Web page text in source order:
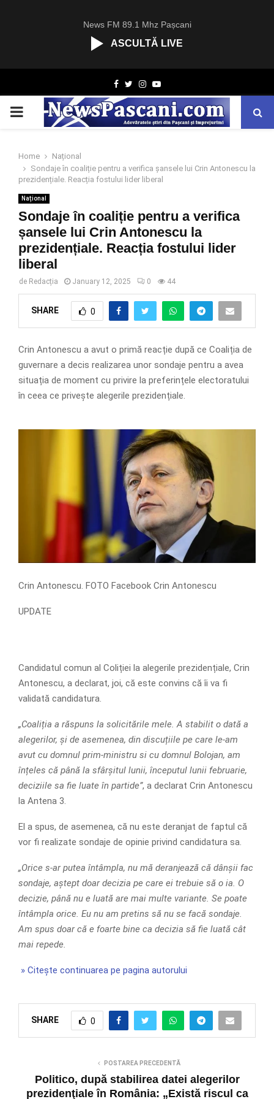
News FM 89.1 Mhz Pașcani
ASCULTĂ LIVE
Facebook
TwitterInstagram
Youtube
PRIMARY
Home
Național
Sondaje în coaliție pentru a verifica șansele lui Crin Antonescu la
prezidențiale. Reacția fostului lider liberal
Național
Sondaje în coaliție pentru a verifica
șansele lui Crin Antonescu la
prezidențiale. Reacția fostului lider
liberal
de Redacția January 12, 2025 0 44
SHARE 0
Crin Antonescu a avut o primă reacție după ce Coaliția de
guvernare a decis realizarea unor sondaje pentru a avea
situația de moment cu privire la preferințele electoratului
în ceea ce privește alegerile prezidențiale.
Crin Antonescu. FOTO Facebook Crin Antonescu
UPDATE
Candidatul comun al Coliției la alegerile prezidențiale, Crin
Antonescu, a declarat, joi, că este convins că îi va fi
validată candidatura.
„Coaliția a răspuns la solicitările mele. A stabilit o dată a
alegerilor, și de asemenea, din discuțiile pe care le-am
avut cu domnul prim-ministru si cu domnul Bolojan, am
înțeles că până la sfârșitul lunii, începutul lunii februarie,
deciziile sa fie luate în partide”, a declarat Crin Antonescu
la Antena 3.
El a spus, de asemenea, că nu este deranjat de faptul că
vor fi realizate sondaje de opinie privind candidatura sa.
„Orice s-ar putea întâmpla, nu mă deranjează că dânșii fac
sondaje, aștept doar decizia pe care ei trebuie să o ia. O
decizie, până nu e luată are mai multe variante. Se poate
întâmpla orice. Eu nu am pretins să nu se facă sondaje.
Am spus doar că e foarte bine ca decizia să fie luată cât
mai repede.
» Citește continuarea pe pagina autorului
SHARE 0
POSTAREA PRECEDENTĂ
Politico, după stabilirea datei alegerilor
prezidenţiale în România: „Există riscul ca